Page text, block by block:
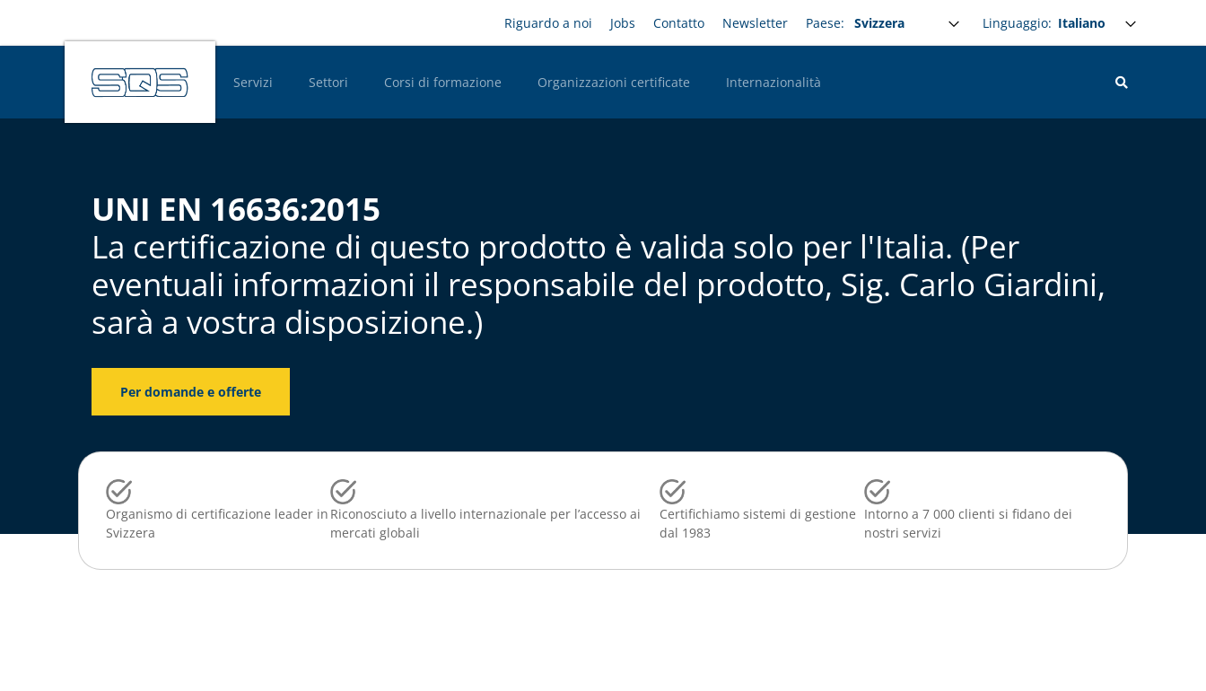
al
contenuto
Headernavigation
Riguardo a noi Jobs Contatto Newsletter Paese: Linguaggio: Select your language
Hauptnavigation Desktop
Servizi Settori Corsi di formazione Organizzazioni certificate Internazionalità
UNI EN 16636:2015
La certificazione di questo prodotto è valida solo per l'Italia. (Per
eventuali informazioni il responsabile del prodotto, Sig. Carlo Giardini,
sarà a vostra disposizione.)
Per domande e offerte
Organismo di certificazione leader in
Svizzera
Riconosciuto a livello internazionale per l’accesso ai
mercati globali
Certifichiamo sistemi di gestione
dal 1983
Intorno a 7 000 clienti si fidano dei
nostri servizi